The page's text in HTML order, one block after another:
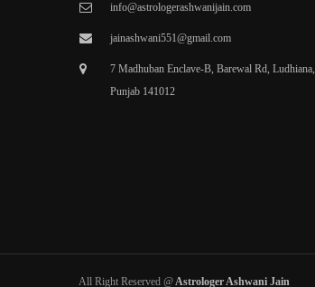
info@astrologerashwanijain.com
jainashwani551@gmail.com
7 Madhuban Enclave-B, Barewal Rd, Ludhiana,
Punjab 141012
All Right Reserved @Astrologer Ashwani Jain